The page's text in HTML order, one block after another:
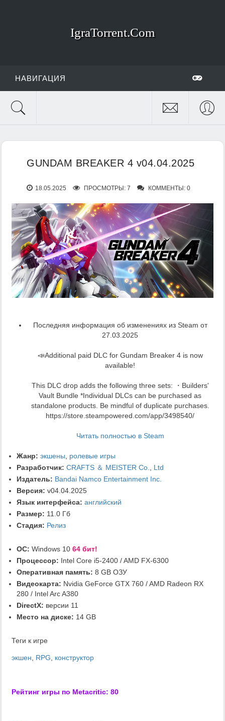
IgraTorrent.Com
НАВИГАЦИЯ
GUNDAM BREAKER 4 v04.04.2025
18.05.2025 ПРОСМОТРЫ: 7 КОММЕНТЫ: 0
Последняя информация об изменениях из Steam от
27.03.2025
📣Additional paid DLC for Gundam Breaker 4 is now
available!
This DLC drop adds the following three sets: ・Builders'
Vault Bundle *Individual DLCs can be purchased as
standalone products. Be mindful of duplicate purchases.
https://store.steampowered.com/app/3498540/
Читать полностью в Steam
Жанр: экшены
ролевые игры
Разработчик: CRAFTS ＆ MEISTER Co.
Ltd
Издатель: Bandai Namco Entertainment Inc.
Версия: v04.04.2025
Язык интерфейса: английский
Размер: 11.0 Гб
Стадия: Релиз
ОС: Windows 10 64 бит!
Процессор: Intel Core i5-2400 / AMD FX-6300
Оперативная память: 8 GB ОЗУ
Видеокарта: Nvidia GeForce GTX 760 / AMD Radeon RX
280 / Intel Arc A380
DirectX: версии 11
Место на диске: 14 GB
Теги к игре
экшен RPG конструктор
Рейтинг игры по Metacritic: 80